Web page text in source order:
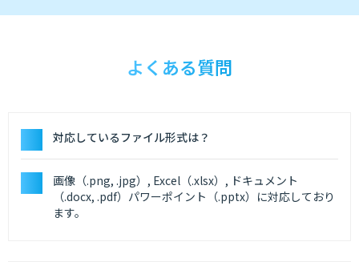
よくある質問
対応しているファイル形式は？
画像（.png, .jpg）, Excel（.xlsx）, ドキュメント
（.docx, .pdf）パワーポイント（.pptx）に対応しており
ます。